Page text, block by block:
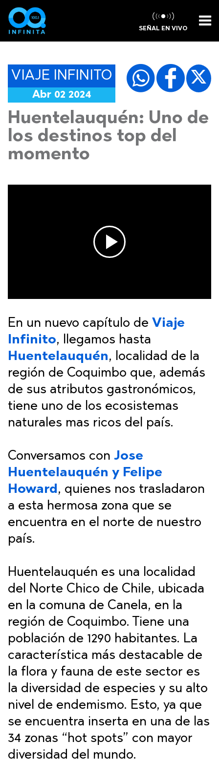
SEÑAL EN VIVO
VIAJE INFINITO
Abr 02 2024
Huentelauquén: Uno de
los destinos top del
momento
En un nuevo capítulo de Viaje
Infinito, llegamos hasta
Huentelauquén, localidad de la
región de Coquimbo que, además
de sus atributos gastronómicos,
tiene uno de los ecosistemas
naturales mas ricos del país.
Conversamos con Jose
Huentelauquén y Felipe
Howard, quienes nos trasladaron
a esta hermosa zona que se
encuentra en el norte de nuestro
país.
Huentelauquén es una localidad
del Norte Chico de Chile, ubicada
en la comuna de Canela, en la
región de Coquimbo. Tiene una
población de 1290 habitantes. La
característica más destacable de
la flora y fauna de este sector es
la diversidad de especies y su alto
nivel de endemismo. Esto, ya que
se encuentra inserta en una de las
34 zonas “hot spots” con mayor
diversidad del mundo.